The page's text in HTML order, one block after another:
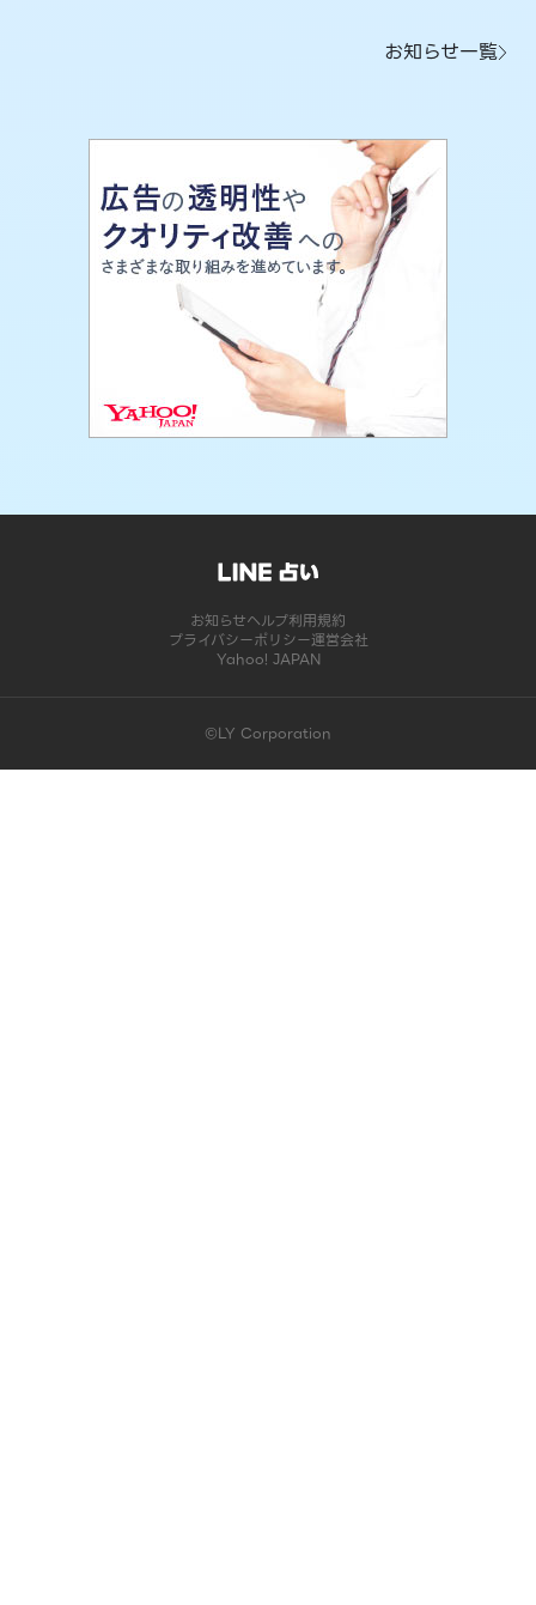
お知らせ一覧
お知らせヘルプ利用規約
プライバシーポリシー運営会社
Yahoo! JAPAN
©LY Corporation
このコンテンツは掲載が終了しました | LINE占い